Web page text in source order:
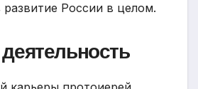
развитие России в целом.